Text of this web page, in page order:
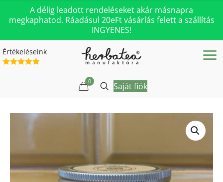
A délig leadott rendeléseket akár másnapra
megkaphatod. Ráadásul 20eFt vásárlás felett a szállítás
INGYENES!
Értékeléseink
0 Saját fiók